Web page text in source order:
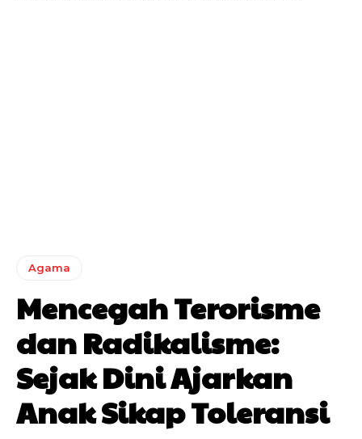
Agama
Mencegah Terorisme
dan Radikalisme:
Sejak Dini Ajarkan
Anak Sikap Toleransi